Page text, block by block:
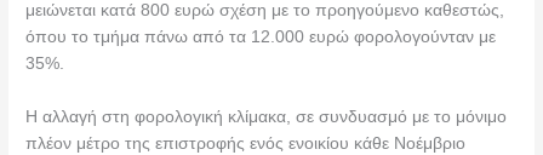
μειώνεται κατά 800 ευρώ σχέση με το προηγούμενο καθεστώς,
όπου το τμήμα πάνω από τα 12.000 ευρώ φορολογούνταν με
35%.
Η αλλαγή στη φορολογική κλίμακα, σε συνδυασμό με το μόνιμο
πλέον μέτρο της επιστροφής ενός ενοικίου κάθε Νοέμβριο